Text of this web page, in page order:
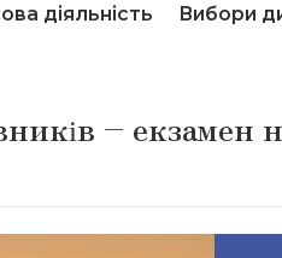
діяльність Вибори
– екзамен